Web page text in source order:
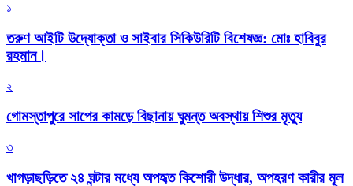
১
তরুণ আইটি উদ্যোক্তা ও সাইবার সিকিউরিটি বিশেষজ্ঞ: মোঃ হাবিবুর
রহমান।
২
গোমস্তাপুরে সাপের কামড়ে বিছানায় ঘুমন্ত অবস্থায় শিশুর মৃত্যু
৩
খাগড়াছড়িতে ২৪ ঘন্টার মধ্যে অপহৃত কিশোরী উদ্ধার, অপহরণ কারীর মূল